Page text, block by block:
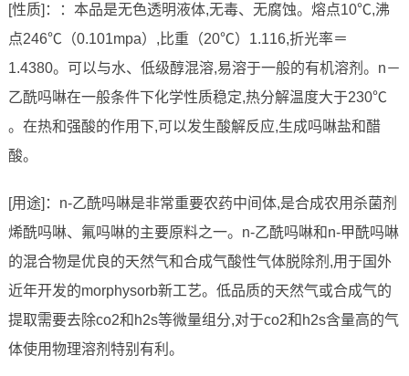
[性质]：：本品是无色透明液体,无毒、无腐蚀。熔点10℃,沸
点246℃（0.101mpa）,比重（20℃）1.116,折光率＝
1.4380。可以与水、低级醇混溶,易溶于一般的有机溶剂。n－
乙酰吗啉在一般条件下化学性质稳定,热分解温度大于230℃
。在热和强酸的作用下,可以发生酸解反应,生成吗啉盐和醋
酸。
[用途]：n-乙酰吗啉是非常重要农药中间体,是合成农用杀菌剂
烯酰吗啉、氟吗啉的主要原料之一。n-乙酰吗啉和n-甲酰吗啉
的混合物是优良的天然气和合成气酸性气体脱除剂,用于国外
近年开发的morphysorb新工艺。低品质的天然气或合成气的
提取需要去除co2和h2s等微量组分,对于co2和h2s含量高的气
体使用物理溶剂特别有利。